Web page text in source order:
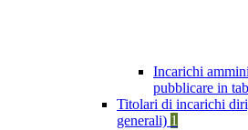
Incarichi
pubblicare in
Titolari di incarichi
generali) 1